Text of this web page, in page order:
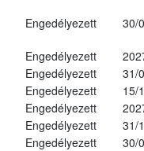
Engedélyezett 30/
Engedélyezett
Engedélyezett
31/
Engedélyezett
15/
Engedélyezett
Engedélyezett
31/
Engedélyezett
30/